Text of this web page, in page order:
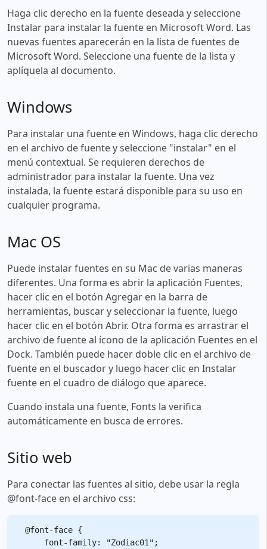
Haga clic derecho en la fuente deseada y seleccione
Instalar para instalar la fuente en Microsoft Word. Las
nuevas fuentes aparecerán en la lista de fuentes de
Microsoft Word. Seleccione una fuente de la lista y
aplíquela al documento.
Windows
Para instalar una fuente en Windows, haga clic derecho
en el archivo de fuente y seleccione "instalar" en el
menú contextual. Se requieren derechos de
administrador para instalar la fuente. Una vez
instalada, la fuente estará disponible para su uso en
cualquier programa.
Mac OS
Puede instalar fuentes en su Mac de varias maneras
diferentes. Una forma es abrir la aplicación Fuentes,
hacer clic en el botón Agregar en la barra de
herramientas, buscar y seleccionar la fuente, luego
hacer clic en el botón Abrir. Otra forma es arrastrar el
archivo de fuente al ícono de la aplicación Fuentes en el
Dock. También puede hacer doble clic en el archivo de
fuente en el buscador y luego hacer clic en Instalar
fuente en el cuadro de diálogo que aparece.
Cuando instala una fuente, Fonts la verifica
automáticamente en busca de errores.
Sitio web
Para conectar las fuentes al sitio, debe usar la regla
@font-face en el archivo css:
@font-face {
    font-family: "Zodiac01";